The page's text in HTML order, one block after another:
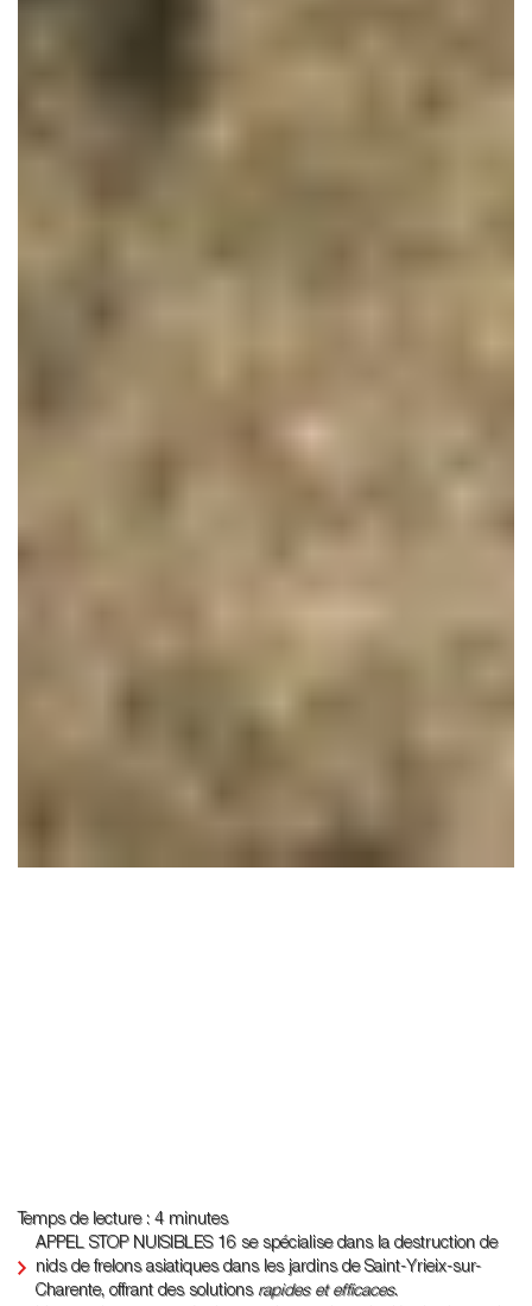
Temps de lecture : 4 minutes
APPEL STOP NUISIBLES 16 se spécialise dans la destruction de
nids de frelons asiatiques dans les jardins de Saint-Yrieix-sur-
Charente, offrant des solutions rapides et efficaces.